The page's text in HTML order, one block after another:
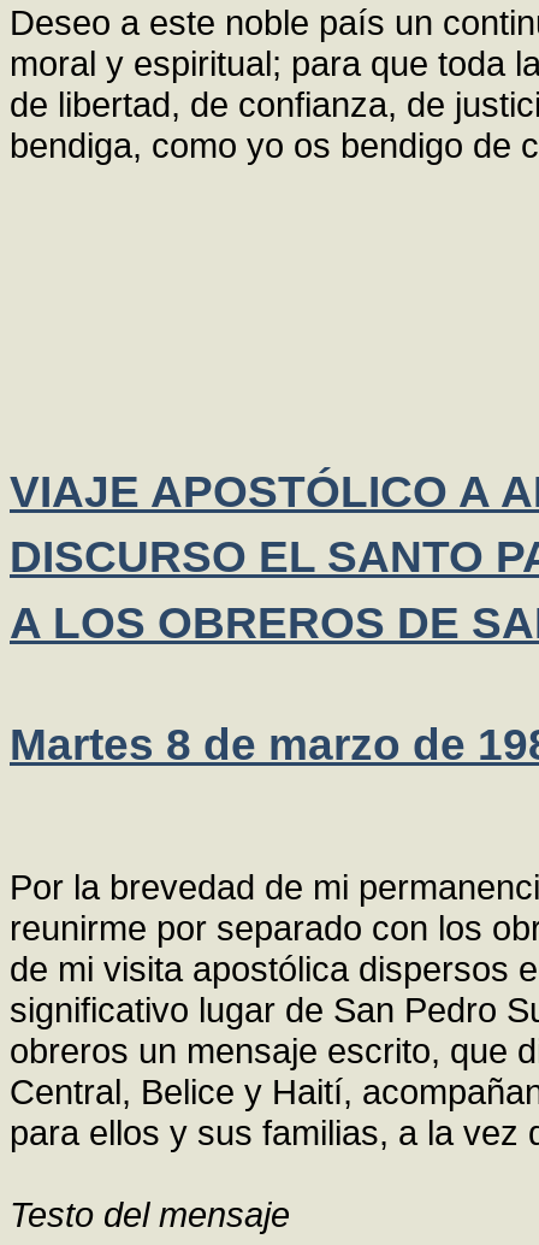
Deseo a este noble país un
moral y espiritual; para que toda
de libertad, de confianza, de
bendiga, como yo os bendigo de
VIAJE APOSTÓLICO A
DISCURSO EL SANTO
A LOS OBREROS DE
Martes 8 de marzo de
Por la brevedad de mi
reunirme por separado con los
de mi visita apostólica dispersos
significativo lugar de San Pedro
obreros un mensaje escrito, que
Central, Belice y Haití,
para ellos y sus familias, a la vez
Testo del mensaje